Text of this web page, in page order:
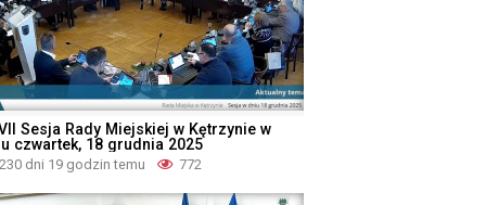
Sesja Rady Miejskiej w Kętrzynie w
czwartek, 18 grudnia 2025
230 dni 19 godzin temu 772